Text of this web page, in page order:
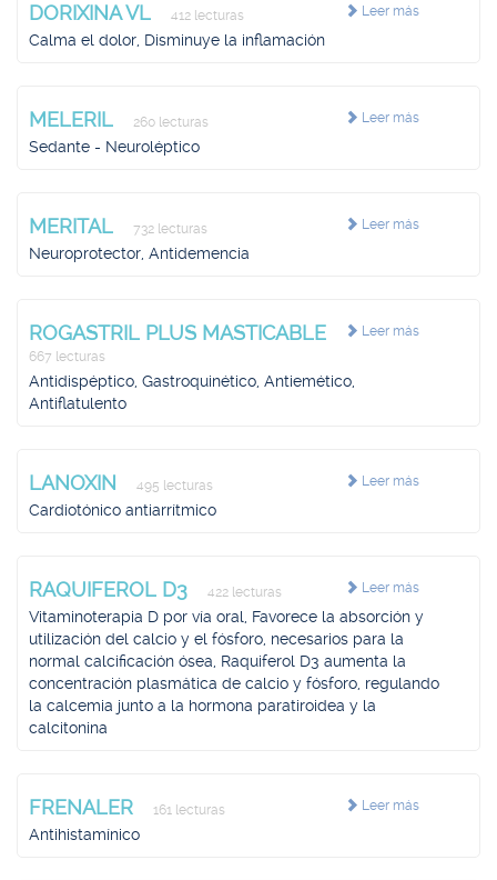
Leer más
DORIXINA VL 412 lecturas
Calma el dolor, Disminuye la inflamación
Leer más
MELERIL 260 lecturas
Sedante - Neuroléptico
Leer más
MERITAL 732 lecturas
Neuroprotector, Antidemencia
Leer más
ROGASTRIL PLUS MASTICABLE
667 lecturas
Antidispéptico, Gastroquinético, Antiemético,
Antiflatulento
Leer más
LANOXIN 495 lecturas
Cardiotónico antiarrítmico
Leer más
RAQUIFEROL D3 422 lecturas
Vitaminoterapia D por vía oral, Favorece la absorción y
utilización del calcio y el fósforo, necesarios para la
normal calcificación ósea, Raquiferol D3 aumenta la
concentración plasmática de calcio y fósforo, regulando
la calcemia junto a la hormona paratiroidea y la
calcitonina
Leer más
FRENALER 161 lecturas
Antihistamínico